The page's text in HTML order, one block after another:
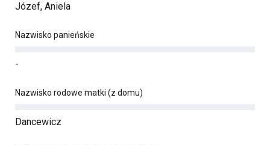
Józef, Aniela
Nazwisko panieńskie
-
Nazwisko rodowe matki (z domu)
Dancewicz